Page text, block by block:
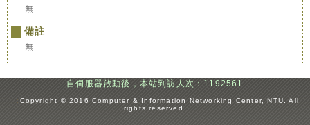
無
備註
無
自伺服器啟動後，本站到訪人次：1192561
::: Copyright © 2016 Computer & Information Networking Center, NTU. All
rights reserved.